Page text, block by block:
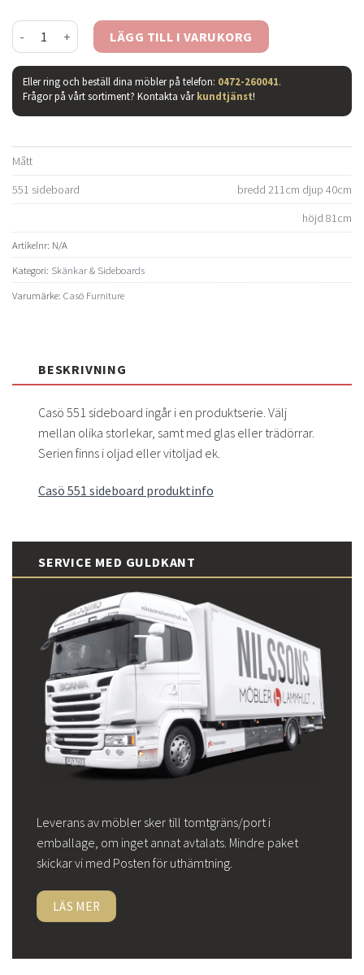
Casö 551 sideboard vitoljad ek mängd
LÄGG TILL I VARUKORG
Eller ring och beställ dina möbler på telefon: 0472-260041.
Frågor på vårt sortiment? Kontakta vårkundtjänst!
Mått
551 sideboard
bredd 211cm djup 40cm
höjd 81cm
Artikelnr: N/A
Kategori: Skänkar & Sideboards
Varumärke: Casö Furniture
BESKRIVNING
Casö 551 sideboard ingår i en produktserie. Välj
mellan olika storlekar, samt med glas eller trädörrar.
Serien finns i oljad eller vitoljad ek.
Casö 551 sideboard produktinfo
SERVICE MED GULDKANT
Leverans av möbler sker till tomtgräns/port i
emballage, om inget annat avtalats. Mindre paket
skickar vi med Posten för uthämtning.
LÄS MER